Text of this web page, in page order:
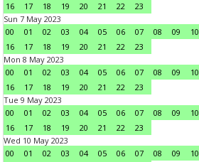
16
17 18 19 20 21 22
23
Sun 7 May 2023
00
01 02 03 04 05 06 07 08 09 10
16
17 18 19 20 21 22
23
Mon 8 May 2023
00
01 02 03 04 05 06 07 08 09 10
16
17 18 19 20 21 22
23
Tue 9 May 2023
00
01 02 03 04 05 06 07 08 09 10
16
17 18 19 20 21 22
23
Wed 10 May 2023
00
01 02 03 04 05 06 07 08 09 10